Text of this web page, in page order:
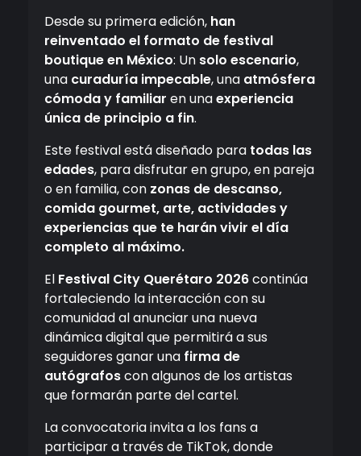
Desde su primera edición, han
reinventado el formato de festival
boutique en México: Un solo escenario,
una curaduría impecable, una atmósfera
cómoda y familiar en unaexperiencia
única de principio a fin.
Este festival está diseñado para todas las
edades, para disfrutar en grupo, en pareja
o en familia, con zonas de descanso,
comida gourmet, arte, actividades y
experiencias que te harán vivir el día
completo al máximo.
El Festival City Querétaro 2026continúa
fortaleciendo la interacción con su
comunidad al anunciar una nueva
dinámica digital que permitirá a sus
seguidores ganar una firma de
autógrafoscon algunos de los artistas
que formarán parte del cartel.
La convocatoria invita a los fans a
participar a través de TikTok, donde